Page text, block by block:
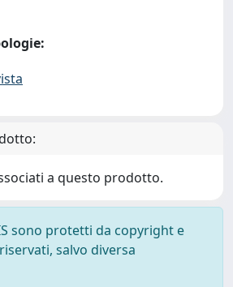
a questo prodotto.
sono protetti da copyright e
salvo diversa